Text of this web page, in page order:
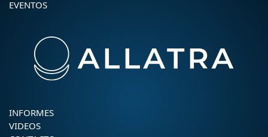
EVENTOS
INFORMES
VIDEOS